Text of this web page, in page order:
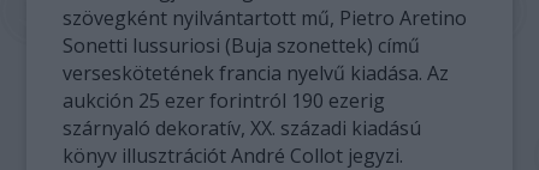
szövegként nyilvántartott mű, Pietro Aretino
Sonetti lussuriosi (Buja szonettek) című
verseskötetének francia nyelvű kiadása. Az
aukción 25 ezer forintról 190 ezerig
szárnyaló dekoratív, XX. századi kiadású
könyv illusztrációt André Collot jegyzi.